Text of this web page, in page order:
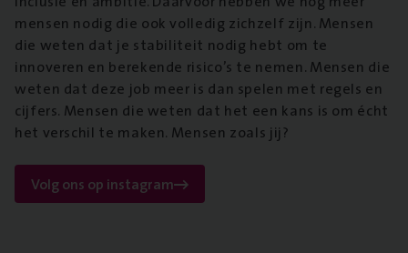
mensen nodig die ook volledig zichzelf zijn. Mensen
die weten dat je stabiliteit nodig hebt om te
innoveren en berekende risico’s te nemen. Mensen die
weten dat deze job meer is dan spelen met regels en
cijfers. Mensen die weten dat het een kans is om écht
het verschil te maken. Mensen zoals jij?
Volg ons op instagram